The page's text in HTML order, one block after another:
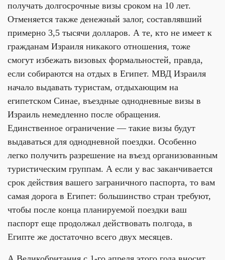
получать долгосрочные визы сроком на 10 лет.
Отменяется также денежный залог, составлявший
примерно 3,5 тысячи долларов. А те, кто не имеет к
гражданам Израиля никакого отношения, тоже
смогут избежать визовых формальностей, правда,
если собираются на отдых в Египет. МВД Израиля
начало выдавать туристам, отдыхающим на
египетском Синае, въездные однодневные визы в
Израиль немедленно после обращения.
Единственное ограничение — такие визы будут
выдаваться для однодневной поездки. Особенно
легко получить разрешение на въезд организованным
туристическим группам. А если у вас заканчивается
срок действия вашего заграничного паспорта, то вам
самая дорога в Египет: большинство стран требуют,
чтобы после конца планируемой поездки ваш
паспорт еще продолжал действовать полгода, в
Египте же достаточно всего двух месяцев.